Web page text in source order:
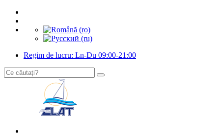
Regim de lucru: Ln-Du 09:00-21:00